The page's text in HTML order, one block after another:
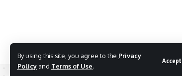
By using this site, you agree to the Privacy
Policy and Terms of Use.
Accept